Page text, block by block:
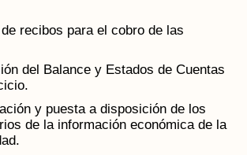
recibos para el cobro de las
del Balance y Estados de Cuentas
y puesta a disposición de los
de la información económica de la